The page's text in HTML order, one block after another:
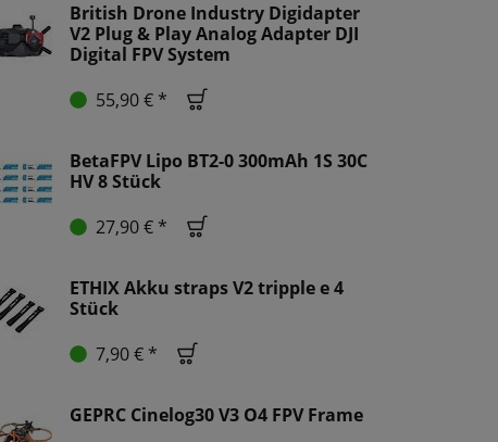
British Drone Industry Digidapter
V2 Plug & Play Analog Adapter DJI
Digital FPV System
55,90 € *
BetaFPV Lipo BT2-0 300mAh 1S 30C
HV 8 Stück
27,90 € *
ETHIX Akku straps V2 tripple e 4
Stück
7,90 € *
GEPRC Cinelog30 V3 O4 FPV Frame